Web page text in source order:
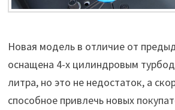
Новая модель в отличие от
оснащена 4-х цилиндровым
литра, но это не недостаток, а
способное привлечь новых